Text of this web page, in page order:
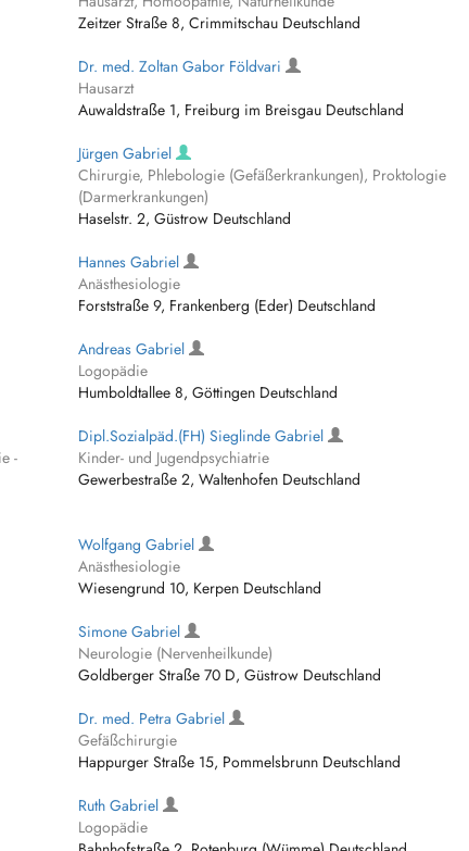
Zeitzer Straße 8, Crimmitschau Deutschland
Dr. med. Zoltan Gabor Földvari
Hausarzt
Auwaldstraße 1, Freiburg im Breisgau Deutschland
Jürgen Gabriel
Chirurgie, Phlebologie (Gefäßerkrankungen), Proktologie
(Darmerkrankungen)
Haselstr. 2, Güstrow Deutschland
Hannes Gabriel
Anästhesiologie
Forststraße 9, Frankenberg (Eder) Deutschland
Andreas Gabriel
Logopädie
Humboldtallee 8, Göttingen Deutschland
-
Dipl.Sozialpäd.(FH) Sieglinde Gabriel
Kinder- und Jugendpsychiatrie
Gewerbestraße 2, Waltenhofen Deutschland
Wolfgang Gabriel
Anästhesiologie
Wiesengrund 10, Kerpen Deutschland
Simone Gabriel
Neurologie (Nervenheilkunde)
Goldberger Straße 70 D, Güstrow Deutschland
Dr. med. Petra Gabriel
Gefäßchirurgie
Happurger Straße 15, Pommelsbrunn Deutschland
Ruth Gabriel
Logopädie